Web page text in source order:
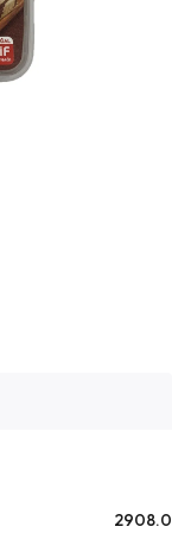
2908.0